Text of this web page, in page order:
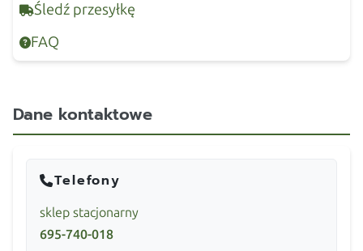
Śledź przesyłkę
FAQ
Dane kontaktowe
Telefony
sklep stacjonarny
695-740-018